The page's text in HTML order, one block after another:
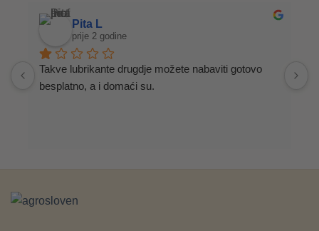
Pita L
prije 2 godine
Takve lubrikante drugdje možete nabaviti gotovo
besplatno, a i domaći su.